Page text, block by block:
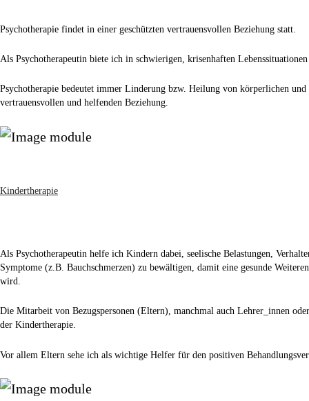
Psychotherapie findet in einer geschützten vertrauensvollen Beziehung statt.
Als Psychotherapeutin biete ich in schwierigen, krisenhaften
Psychotherapie bedeutet immer Linderung bzw. Heilung von körperlichen
vertrauensvollen und helfenden Beziehung.
Kindertherapie
Als Psychotherapeutin helfe ich Kindern dabei, seelische Belastungen,
Symptome (z.B. Bauchschmerzen) zu bewältigen, damit eine gesunde
wird.
Die Mitarbeit von Bezugspersonen (Eltern), manchmal auch Lehrer_innen
der Kindertherapie.
Vor allem Eltern sehe ich als wichtige Helfer für den positiven